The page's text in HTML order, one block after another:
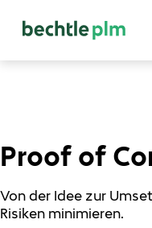
Proof of
Von der Idee zur
Risiken minimieren.